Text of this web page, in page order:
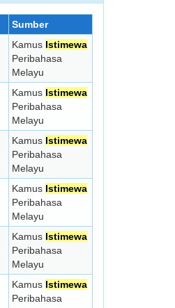
Sumber
Kamus Istimewa
Peribahasa
Melayu
Kamus Istimewa
Peribahasa
Melayu
Kamus Istimewa
Peribahasa
Melayu
Kamus Istimewa
Peribahasa
Melayu
Kamus Istimewa
Peribahasa
Melayu
Kamus Istimewa
Peribahasa